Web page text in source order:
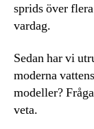
sprids över
vardag.
Sedan har vi
moderna
modeller?
veta.